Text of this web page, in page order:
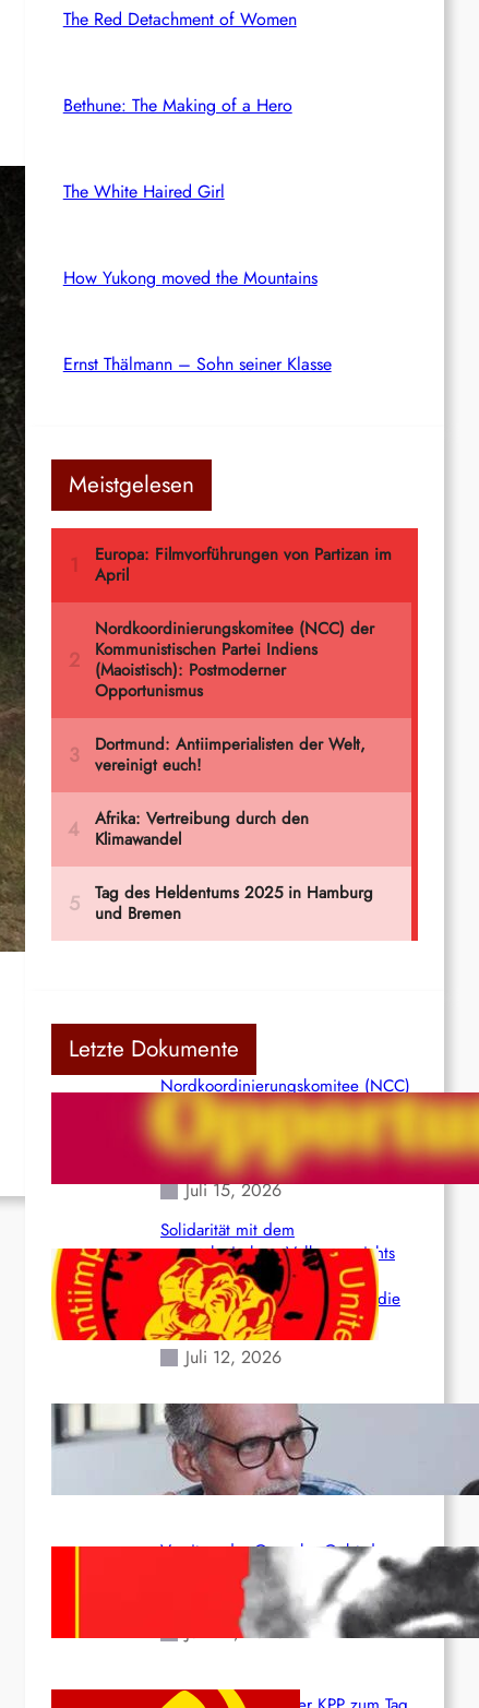
The Red Detachment of Women
Bethune: The Making of a Hero
The White Haired Girl
How Yukong moved the Mountains
Ernst Thälmann – Sohn seiner Klasse
Meistgelesen
Letzte Dokumente
Nordkoordinierungskomitee (NCC)
der Kommunistischen Partei Indiens
(Maoistisch): Postmoderner
Opportunismus
Juli 15, 2026
Solidarität mit dem
venezolanischem Volk angesichts
der verlorenen Leben und der
katastrophalen Situation durch die
Erdbeben des 24. Juni!
Juli 12, 2026
Indien: „Die Politik der
Kapitulation“ von K. Murali (Ajith)
Juli 1, 2026
Vorsitzender Gonzalo: Gebt das
Leben für die Partei und die
Juni 19, 2026